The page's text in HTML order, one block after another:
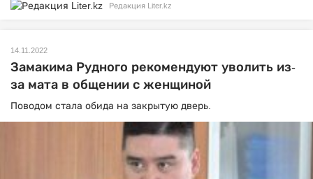
Редакция Liter.kz
14.11.2022
Замакима Рудного рекомендуют уволить из-
за мата в общении с женщиной
Поводом стала обида на закрытую дверь.